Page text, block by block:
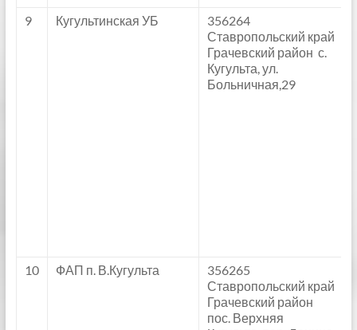
9 Кугультинская УБ
356264
Ставропольский край
Грачевский район с.
Кугульта, ул.
Больничная,29
10 ФАП п. В.Кугульта
356265
Ставропольский край
Грачевский район
пос. Верхняя